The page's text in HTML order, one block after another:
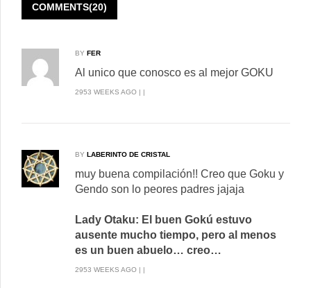
COMMENTS(20)
BY FER
Al unico que conosco es al mejor GOKU
2953 WEEKS AGO | |
BY LABERINTO DE CRISTAL
muy buena compilación!! Creo que Goku y
Gendo son lo peores padres jajaja
Lady Otaku: El buen Gokú estuvo
ausente mucho tiempo, pero al menos
es un buen abuelo… creo…
2953 WEEKS AGO | |